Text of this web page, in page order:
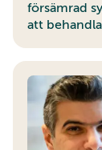
försämrad
att